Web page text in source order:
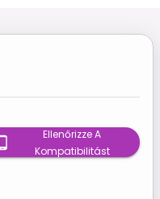
Ellenőrizze A
Kompatibilitást